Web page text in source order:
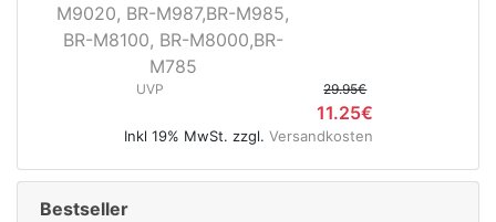
M9020, BR-M987,BR-M985,
BR-M8100, BR-M8000,BR-
M785
UVP 29.95€
11.25€
Inkl 19% MwSt. zzgl. Versandkosten
Bestseller